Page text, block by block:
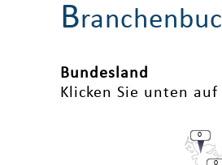
B
Bundesland
Klicken Sie unten
0
0